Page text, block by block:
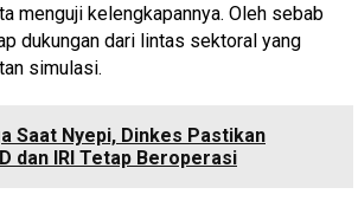
menguji kelengkapannya. Oleh sebab
dukungan dari lintas sektoral yang
simulasi.
Saat Nyepi, Dinkes Pastikan
dan IRI Tetap Beroperasi